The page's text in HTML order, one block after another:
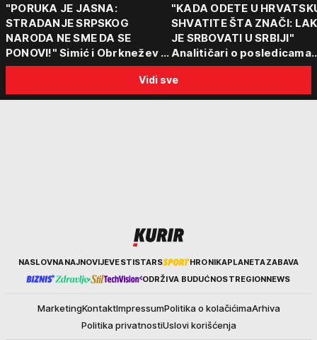
"PORUKA JE JASNA:
STRADANJE SRPSKOG
NARODA NE SME DA SE
PONOVI!" Simić i Obrknežev o
Vučićevom govoru i
porukama jedinstva: "Od
prošlosti ne možemo pobeći"
"KADA ODETE U
SHVATITE ŠTA ZNAČI:
JE SRBOVATI U SRBIJI"
Analitičari o posledicama
akcije koja i danas deli
"To su teške i bolne priče"
Vidi sve
KurirNASLOVNANAJNOVIJEVESTISTARS HRONIKAPLANETAZABAVA
ODRŽIVA BUDUĆNOSTREGIONNEWS
MarketingKontaktImpressumPolitika o kolačićimaArhiva
Politika privatnostiUslovi korišćenja